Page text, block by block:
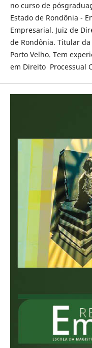
no curso de
Estado de Rondônia -
Empresarial. Juiz de
de Rondônia. Titular
Porto Velho. Tem
em Direito Processual